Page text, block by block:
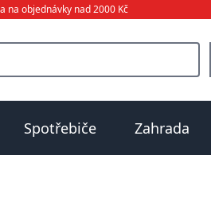
na objednávky nad 2000 Kč
Spotřebiče Zahrada